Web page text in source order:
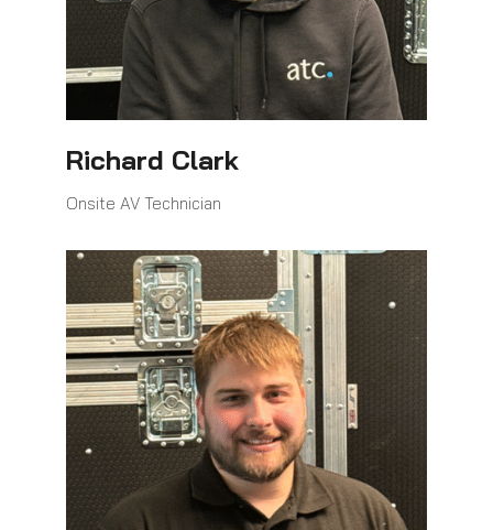
Richard Clark
Onsite AV Technician